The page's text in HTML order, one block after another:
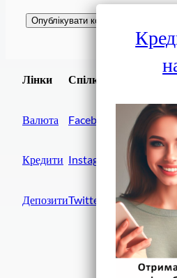
Лінки
Валюта
Кредити
Депозити
Спілки
Facebook
Instagram
Twitter